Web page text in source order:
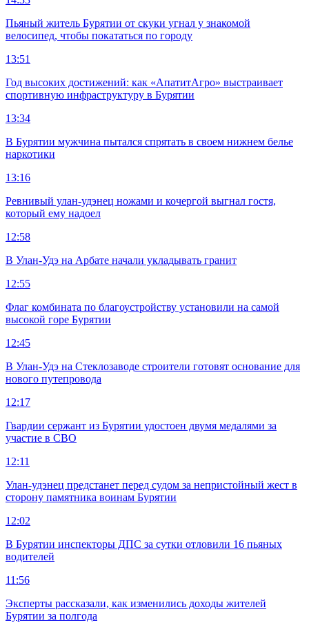
Пьяный житель Бурятии от скуки угнал у знакомой
велосипед, чтобы покататься по городу
13:51
Год высоких достижений: как «АпатитАгро» выстраивает
спортивную инфраструктуру в Бурятии
13:34
В Бурятии мужчина пытался спрятать в своем нижнем белье
наркотики
13:16
Ревнивый улан-удэнец ножами и кочергой выгнал гостя,
который ему надоел
12:58
В Улан-Удэ на Арбате начали укладывать гранит
12:55
Флаг комбината по благоустройству установили на самой
высокой горе Бурятии
12:45
В Улан-Удэ на Стеклозаводе строители готовят основание для
нового путепровода
12:17
Гвардии сержант из Бурятии удостоен двумя медалями за
участие в СВО
12:11
Улан-удэнец предстанет перед судом за непристойный жест в
сторону памятника воинам Бурятии
12:02
В Бурятии инспекторы ДПС за сутки отловили 16 пьяных
водителей
11:56
Эксперты рассказали, как изменились доходы жителей
Бурятии за полгода